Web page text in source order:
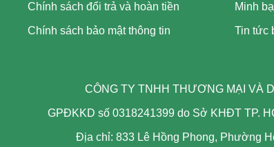
Chính sách đổi trả và hoàn tiền
Chính sách bảo mật thông tin
Minh
Tin tức
CÔNG TY TNHH THƯƠNG MẠI VÀ
GPĐKKD số 0318241399 do Sở KHĐT TP.
Địa chỉ: 833 Lê Hồng Phong, Phường